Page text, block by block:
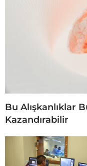
Bu Alışkanlıklar
Kazandırabilir